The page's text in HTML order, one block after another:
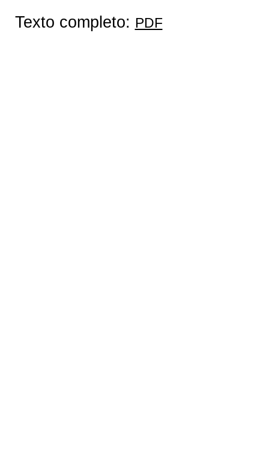
Texto completo: PDF